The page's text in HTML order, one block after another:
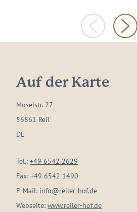
Auf der Karte
Moselstr. 27
56861 Reil
DE
Tel.: +49 6542 2629
Fax: +49 6542 1490
E-Mail: info@reiler-hof.de
Webseite: www.reiler-hof.de